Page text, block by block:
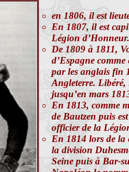
en 1806, il est
En 1807, il est
Légion d’Honneur.
De 1809 à 1811,
d’Espagne
par les anglais fin
Angleterre. Libéré,
jusqu’en mars
En 1813, comme
de Bautzen puis
officier de la
En 1814 lors de la
la division
Seine puis à Bar-